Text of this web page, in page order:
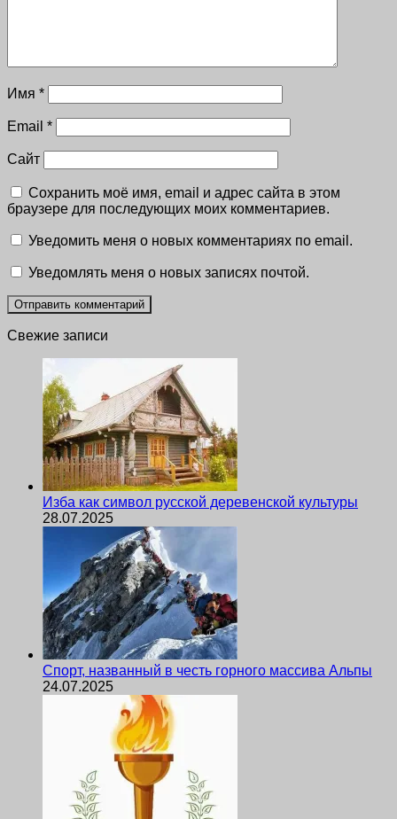
Имя *
Email *
Сайт
Сохранить моё имя, email и адрес сайта в этом
браузере для последующих моих комментариев.
Уведомить меня о новых комментариях по email.
Уведомлять меня о новых записях почтой.
Свежие записи
Изба как символ русской деревенской культуры
28.07.2025
Спорт, названный в честь горного массива Альпы
24.07.2025